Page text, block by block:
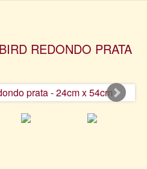
REDONDO PRATA